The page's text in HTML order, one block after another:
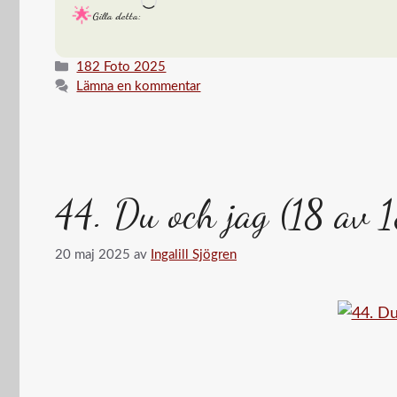
Gilla detta:
…
Kategorier
182 Foto 2025
Lämna en kommentar
44. Du och jag (18 av
20 maj 2025 av Ingalill Sjögren